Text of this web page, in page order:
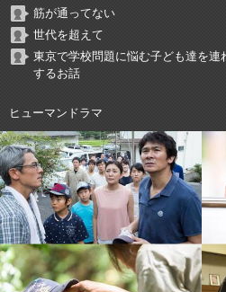
筋が通ってない
世代を超えて
東京で学校問題に悩む子ども達を連
するお話
ヒューマンドラマ